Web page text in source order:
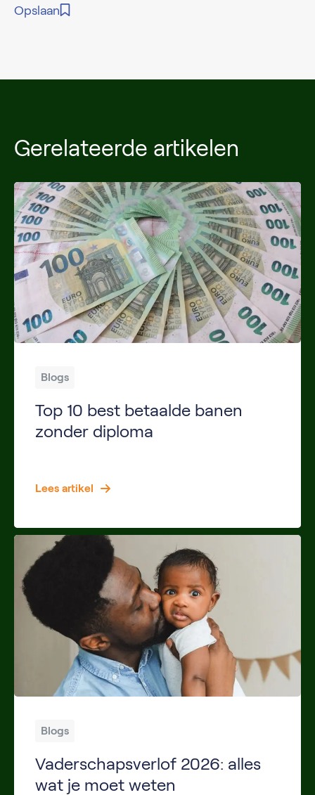
Opslaan
Gerelateerde artikelen
Blogs
Top 10 best betaalde banen
zonder diploma
Lees artikel
Blogs
Vaderschapsverlof 2026: alles
wat je moet weten